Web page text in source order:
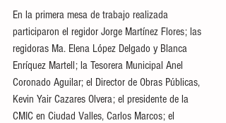
En la primera mesa de trabajo realizada
participaron el regidor Jorge Martínez Flores; las
regidoras Ma. Elena López Delgado y Blanca
Enríquez Martell; la Tesorera Municipal Anel
Coronado Aguilar; el Director de Obras Públicas,
Kevin Yair Cazares Olvera; el presidente de la
CMIC en Ciudad Valles, Carlos Marcos; el